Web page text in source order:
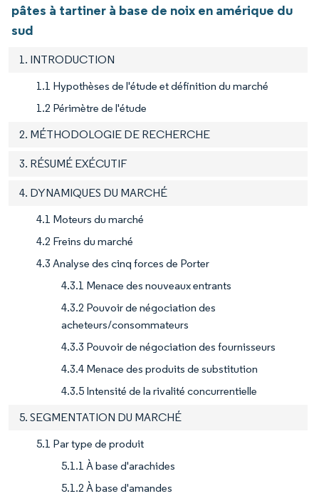
pâtes à tartiner à base de noix en amérique du
sud
1. INTRODUCTION
1.1 Hypothèses de l'étude et définition du marché
1.2 Périmètre de l'étude
2. MÉTHODOLOGIE DE RECHERCHE
3. RÉSUMÉ EXÉCUTIF
4. DYNAMIQUES DU MARCHÉ
4.1 Moteurs du marché
4.2 Freins du marché
4.3 Analyse des cinq forces de Porter
4.3.1 Menace des nouveaux entrants
4.3.2 Pouvoir de négociation des
acheteurs/consommateurs
4.3.3 Pouvoir de négociation des fournisseurs
4.3.4 Menace des produits de substitution
4.3.5 Intensité de la rivalité concurrentielle
5. SEGMENTATION DU MARCHÉ
5.1 Par type de produit
5.1.1 À base d'arachides
5.1.2 À base d'amandes